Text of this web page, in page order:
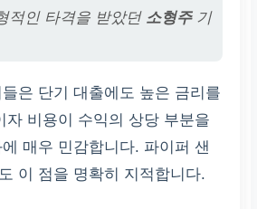
적인 타격을 받았던 소형주기
은 단기 대출에도 높은 금리를
자 비용이 수익의 상당 부분을
에 매우 민감합니다. 파이퍼 샌
이 점을 명확히 지적합니다.